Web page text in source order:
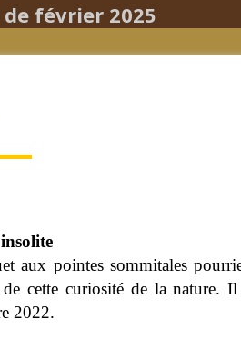
février 2025
aux pointes sommitales
de cette curiosité de la nature.
2022.